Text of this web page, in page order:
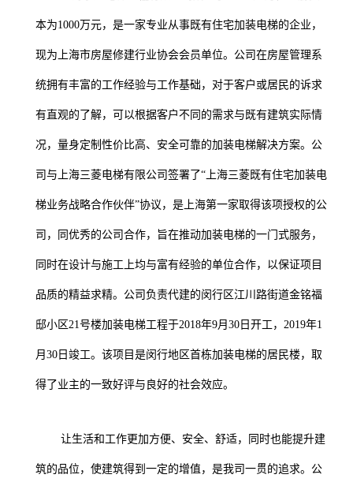
本为1000 万元，是一家专业从事既有住宅加装电梯的企业 ，
现为上海市房屋修建行业协会会员单位。公司在房屋管理系
统拥有丰富的工作经验与工作基础，对于客户或居民的诉求
有直观的了解，可以根据客户不同的需求与既有建筑实际情
况，量身定制性价比高、安全可靠的加装电梯解决方案。公
司与上海三菱电梯有 限公司签署了“上海三菱既有住宅加装电
梯业务战略合作伙伴”协议，是上海第一家取得该项授权的公
司，同优秀的公司合作，旨在推动加装电梯的一门式服务，
同时在设计与施工上均与富有经验的单位合作，以保证项目
品质的精益求精。公司负责代建的闵行区江川路街道金铭福
邸小区 21 号楼加装电梯工程于2018年9月30日开工， 2019年1
月 30 日竣工。该项目是闵行地区首栋加装电梯的居民楼，取
得了业主的一致好评与良好的社会效应。
让生活和工作更加方便、安全、舒适，同时也能提升建
筑的品位，使建筑得到一定的增值，是我司一贯的追求。公